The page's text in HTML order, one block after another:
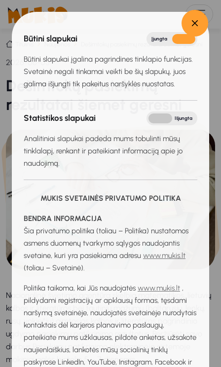
Būtini slapukai Įjungta
Būtini slapukai įgalina pagrindines tinklapio funkcijas.
Svetainė negali tinkamai veikti be šių slapukų, juos
galima išjungti tik pakeitus naršyklės nuostatas.
Statistikos slapukai Išjungta
Analitiniai slapukai padeda mums tobulinti mūsų
tinklalapį, renkant ir pateikiant informaciją apie jo
naudojimą.
MUKIS SVETAINĖS PRIVATUMO POLITIKA
BENDRA INFORMACIJA
Šia privatumo politika (toliau – Politika) nustatomos
asmens duomenų tvarkymo sąlygos naudojantis
svetaine, kuri yra pasiekiama adresu www.mukis.lt
(toliau – Svetainė).
Politika taikoma, kai Jūs naudojatės www.mukis.lt ,
pildydami registracijų ar apklausų formas, tęsdami
naršymą svetainėje, naudojatės svetainėje nurodytais
kontaktais dėl karjeros planavimo paslaugų,
pateikiate mums užklausas, pildote anketas, užsakote
naujienlaiškius, lankotės mūsų socialinių tinklų
paskyrose LinkedIn, YouTube, Instagram, Facebook ir
Titulinis Naujienos Dešimtokų pasiekimų rezultatai šiemet geresni
2026-06-05
Dešimtokų pasiekimų
rezultatai šiemet geresni
Nacionalinė švietimo agentūra skelbia matematikos, lietuvių
kalbos ir literatūros bei tautinių mažumų (baltarusių, lenkų,
rusų, vokiečių) gimtosios kalbos ir literatūros pagrindinio
ugdymo pasiekimų patikrinimo rezultatus. Peržiūrėti savo
darbus Pasiekimų patikrinimo elektroninėje sistemoje
mokiniai galės birželio 5 – 7 dienomis.